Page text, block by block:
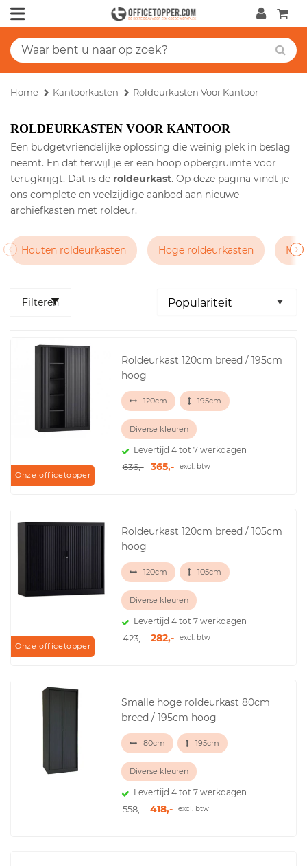
Home Kantoorkasten Roldeurkasten Voor Kantoor
ROLDEURKASTEN VOOR KANTOOR
Een budgetvriendelijke oplossing die weinig plek in beslag
neemt. En dat terwijl je er een hoop opbergruimte voor
terugkrijgt. Dat is de roldeurkast. Op deze pagina vindt je
ons complete en veelzijdige aanbod aan nieuwe
archiefkasten met roldeur.
Houten roldeurkasten Hoge roldeurkasten
Filteren
Onze officetopper
Roldeurkast 120cm breed / 195cm
hoog
120cm 195cm
Diverse kleuren
Levertijd 4 tot 7 werkdagen
636,- 365,- excl. btw
Onze officetopper
Roldeurkast 120cm breed / 105cm
hoog
120cm 105cm
Diverse kleuren
Levertijd 4 tot 7 werkdagen
423,- 282,- excl. btw
Smalle hoge roldeurkast 80cm
breed / 195cm hoog
80cm 195cm
Diverse kleuren
Levertijd 4 tot 7 werkdagen
558,- 418,- excl. btw